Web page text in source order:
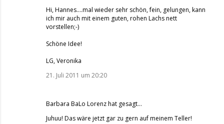
Hi, Hannes....mal wieder sehr schön, fein, gelungen, kann
ich mir auch mit einem guten, rohen Lachs nett
vorstellen;-)
Schöne Idee!
LG, Veronika
21. Juli 2011 um 20:20
Barbara BaLo Lorenzhat gesagt…
Juhuu! Das wäre jetzt gar zu gern auf meinem Teller!